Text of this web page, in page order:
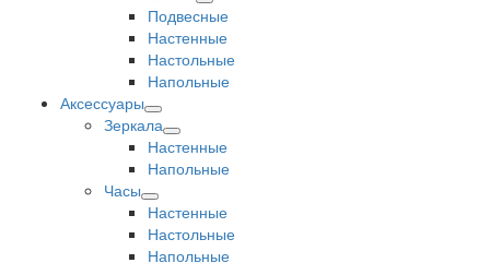
Подвесные
Настенные
Настольные
Напольные
Аксессуары
Зеркала
Настенные
Напольные
Часы
Настенные
Настольные
Напольные